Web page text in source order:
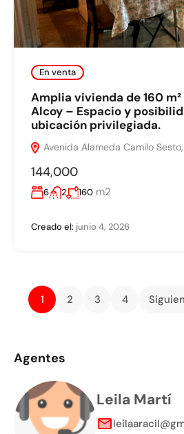
En venta
Amplia vivienda de 160
Alcoy – Espacio y
ubicación privilegiada.
Avenida Alameda Camilo
144,000
6 2 160 m2
Creado el: junio 4, 2026
1 2 3 4
Agentes
Leila Martí